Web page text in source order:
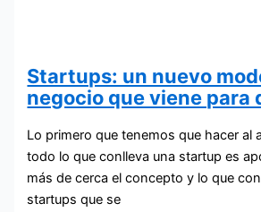
Startups: un nuevo
negocio que viene para
Lo primero que tenemos que hacer al
todo lo que conlleva una startup es
más de cerca el concepto y lo que
startups que se